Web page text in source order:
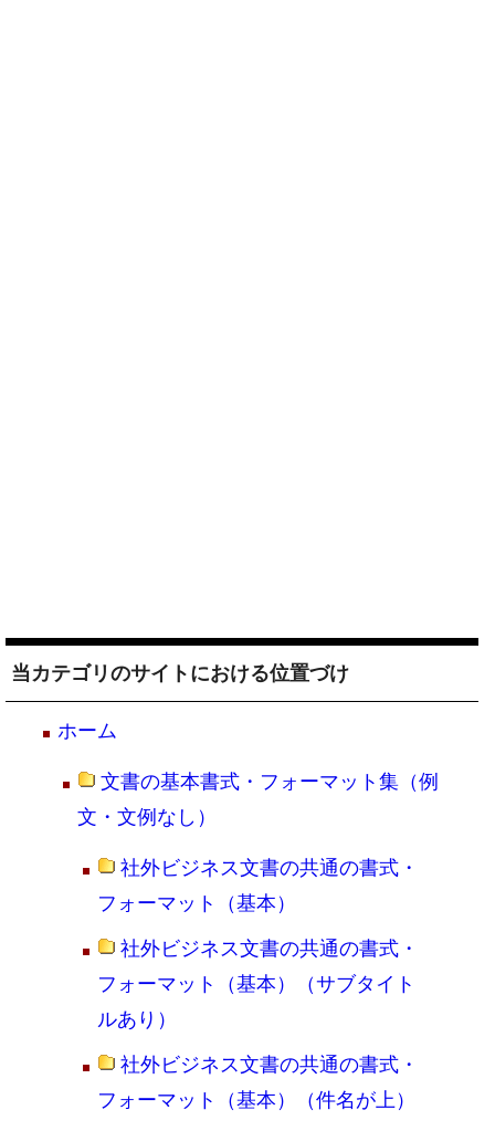
当カテゴリのサイトにおける位置づけ
ホーム
文書の基本書式・フォーマット集（例
文・文例なし）
社外ビジネス文書の共通の書式・
フォーマット（基本）
社外ビジネス文書の共通の書式・
フォーマット（基本）（サブタイト
ルあり）
社外ビジネス文書の共通の書式・
フォーマット（基本）（件名が上）